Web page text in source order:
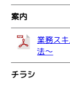
案内
業務ス
法～
チラシ